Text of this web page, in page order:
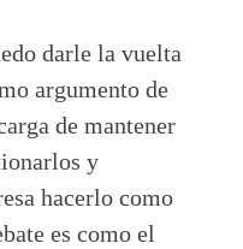
darle la vuelta
argumento de
de mantener
y
hacerlo como
es como el